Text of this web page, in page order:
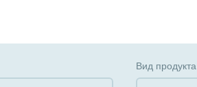
Вид продукта